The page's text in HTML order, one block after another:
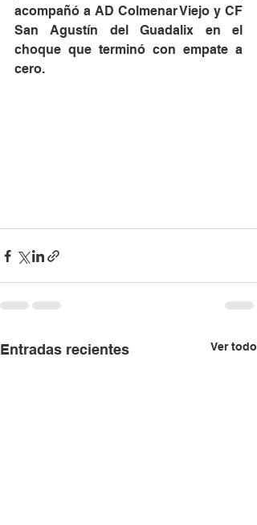
acompañó a AD Colmenar Viejo y CF
San Agustín del Guadalix en el
choque que terminó con empate a
cero.
Entradas recientes Ver todo